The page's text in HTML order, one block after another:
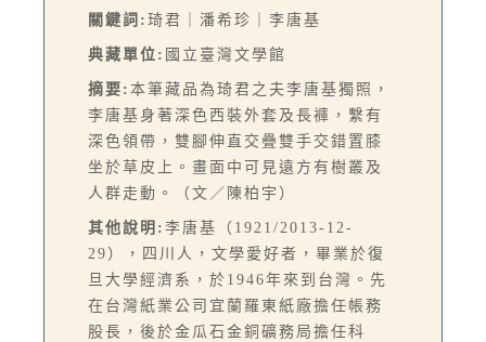
關鍵詞: 琦君｜潘希珍｜李唐基
典藏單位: 國立臺灣文學館
摘要: 本筆藏品為琦君之夫李唐基獨照，
李唐基身著深色西裝外套及長褲，繫有
深色領帶，雙腳伸直交疊雙手交錯置膝
坐於草皮上。畫面中可見遠方有樹叢及
人群走動。（文／陳柏宇）
其他說明: 李唐基（1921/2013-12-
29），四川人，文學愛好者，畢業於復
旦大學經濟系，於1946年來到台灣。先
在台灣紙業公司宜蘭羅東紙廠擔任帳務
股長，後於金瓜石金銅礦務局擔任科